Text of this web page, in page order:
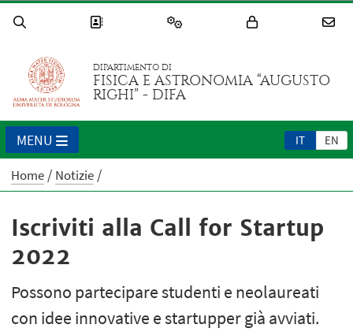
DIPARTIMENTO DI
FISICA E ASTRONOMIA “AUGUSTO
RIGHI” - DIFA
IT EN
MENU
Home Notizie
Iscriviti alla Call for Startup
2022
Possono partecipare studenti e neolaureati
con idee innovative e startupper già avviati.